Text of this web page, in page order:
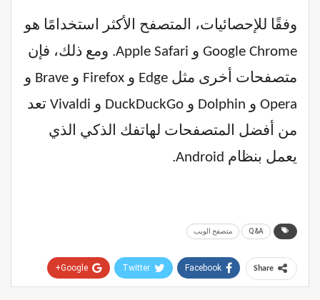
وفقًا للإحصائيات، المتصفح الأكثر استخدامًا هو
Google Chrome و Apple Safari. ومع ذلك، فإن
متصفحات أخرى مثل Edge و Firefox و Brave و
Opera و Dolphin و DuckDuckGo و Vivaldi تعد
من أفضل المتصفحات لهاتفك الذكي الذي
يعمل بنظام Android.
Q&A متصفح الويب
Share
Facebook
Twitter
Google+